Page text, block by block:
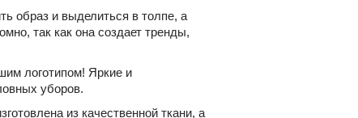
образ и выделиться в толпе, а
так как она создает тренды,
логотипом! Яркие и
уборов.
из качественной ткани, а